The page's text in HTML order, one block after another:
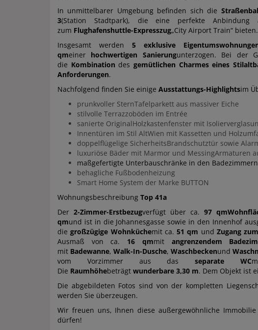
In unmittelbarer Umgebung befinden sich die
3(Station Stadtpark), die eine perfekte
zum Flughafenshuttle-Expresszug„City Airport Train“ bieten.
Insgesamt werden 5 exklusive
qmeiner hochwertigen Sanierungunterzogen. Bei der
die Kombination desgemütlichen Charmes eines
Anforderungen.
Nachfolgend finden Sie einige Ausstattungs-Highlightsim
prunkvoller SternTafelparkett aus massiver Eiche
stilvolle Terrazzoböden im Entrée
sanierte OriginalHolzkastenfenster mit
Innentüren im Stil AltWien mit Kassetten und
doppelflügelige SicherheitsBrandschutztür sowie
luxuriöse Bäder mit Marmor und MessingArmaturen
maßgefertigte Unterbauschränke in den Badezimmern
behagliche Fußbodenheizung
Smart Home System der Marke BUTTON
Wohnungsbeschreibung Top 41a
Der 2-Zimmer-Erstbezugverfügt über ca. 97 qm
qmund ist in die Johannesgasse sowie in den Innenhof
diegroßzügige Wohnküchemit ca. 51 qm und Zugang
Ausmaß von ca. 16 qmmit angrenzendem
mit Badewanne, Walk-In-Dusche, Waschbeckenund
vom Vorzimmer aus das separate WC
Die Raumhöhebeträgt wunderbare 3,30 m. Dem Objekt ist
Die abgebildeten Fotos sind von der kompletten
werden Sie überzeugen.
Wir freuen uns, Ihnen diese außergewöhnliche
dürfen!